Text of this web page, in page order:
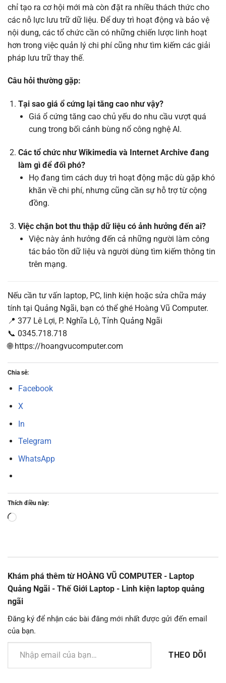
chỉ tạo ra cơ hội mới mà còn đặt ra nhiều thách thức cho
các nỗ lực lưu trữ dữ liệu. Để duy trì hoạt động và bảo vệ
nội dung, các tổ chức cần có những chiến lược linh hoạt
hơn trong việc quản lý chi phí cũng như tìm kiếm các giải
pháp lưu trữ thay thế.
Câu hỏi thường gặp:
Tại sao giá ổ cứng lại tăng cao như vậy?
Giá ổ cứng tăng cao chủ yếu do nhu cầu vượt quá
cung trong bối cảnh bùng nổ công nghệ AI.
Các tổ chức như Wikimedia và Internet Archive đang
làm gì để đối phó?
Họ đang tìm cách duy trì hoạt động mặc dù gặp khó
khăn về chi phí, nhưng cũng cần sự hỗ trợ từ cộng
đồng.
Việc chặn bot thu thập dữ liệu có ảnh hưởng đến ai?
Việc này ảnh hưởng đến cả những người làm công
tác bảo tồn dữ liệu và người dùng tìm kiếm thông tin
trên mạng.
Nếu cần tư vấn laptop, PC, linh kiện hoặc sửa chữa máy
tính tại Quảng Ngãi, bạn có thể ghé Hoàng Vũ Computer.
📍 377 Lê Lợi, P. Nghĩa Lộ, Tỉnh Quảng Ngãi
📞 0345.718.718
🌐 https://hoangvucomputer.com
Chia sẻ:
Facebook
X
In
Telegram
WhatsApp
Thích điều này:
Đang
Khám phá thêm từ HOÀNG VŨ COMPUTER - Laptop
Quảng Ngãi - Thế Giới Laptop - Linh kiện laptop quảng
ngãi
Đăng ký để nhận các bài đăng mới nhất được gửi đến email
của bạn.
Nhập email của bạn…
THEO DÕI